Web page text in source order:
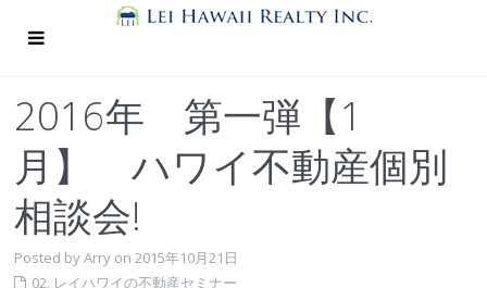
2016年 第一弾【1
月】 ハワイ不動産個別
相談会!
Posted by Arry on 2015年10月21日
02. レイハワイの不動産セミナー